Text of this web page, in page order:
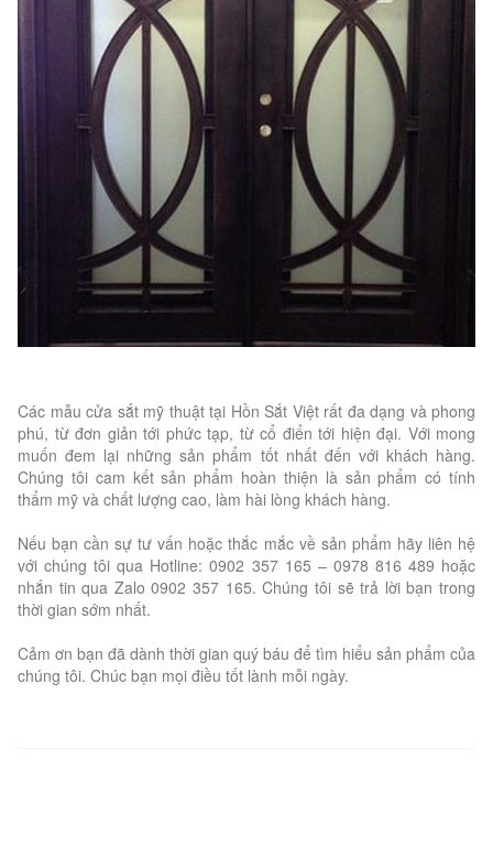
Các mẫu cửa sắt mỹ thuật tại Hồn Sắt Việt rất đa dạng và phong
phú, từ đơn giản tới phức tạp, từ cổ điển tới hiện đại. Với mong
muốn đem lại những sản phẩm tốt nhất đến với khách hàng.
Chúng tôi cam kết sản phẩm hoàn thiện là sản phẩm có tính
thẩm mỹ và chất lượng cao, làm hài lòng khách hàng.
Nếu bạn cần sự tư vấn hoặc thắc mắc về sản phẩm hãy liên hệ
với chúng tôi qua Hotline: 0902 357 165 – 0978 816 489 hoặc
nhắn tin qua Zalo 0902 357 165. Chúng tôi sẽ trả lời bạn trong
thời gian sớm nhất.
Cảm ơn bạn đã dành thời gian quý báu để tìm hiểu sản phẩm của
chúng tôi. Chúc bạn mọi điều tốt lành mỗi ngày.